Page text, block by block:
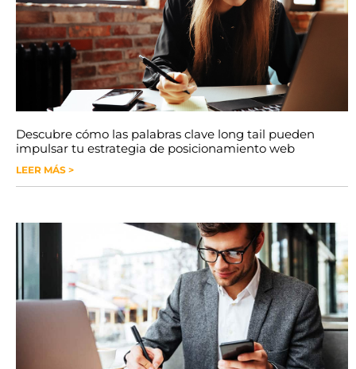
Descubre cómo las palabras clave long tail pueden
impulsar tu estrategia de posicionamiento web
LEER MÁS >